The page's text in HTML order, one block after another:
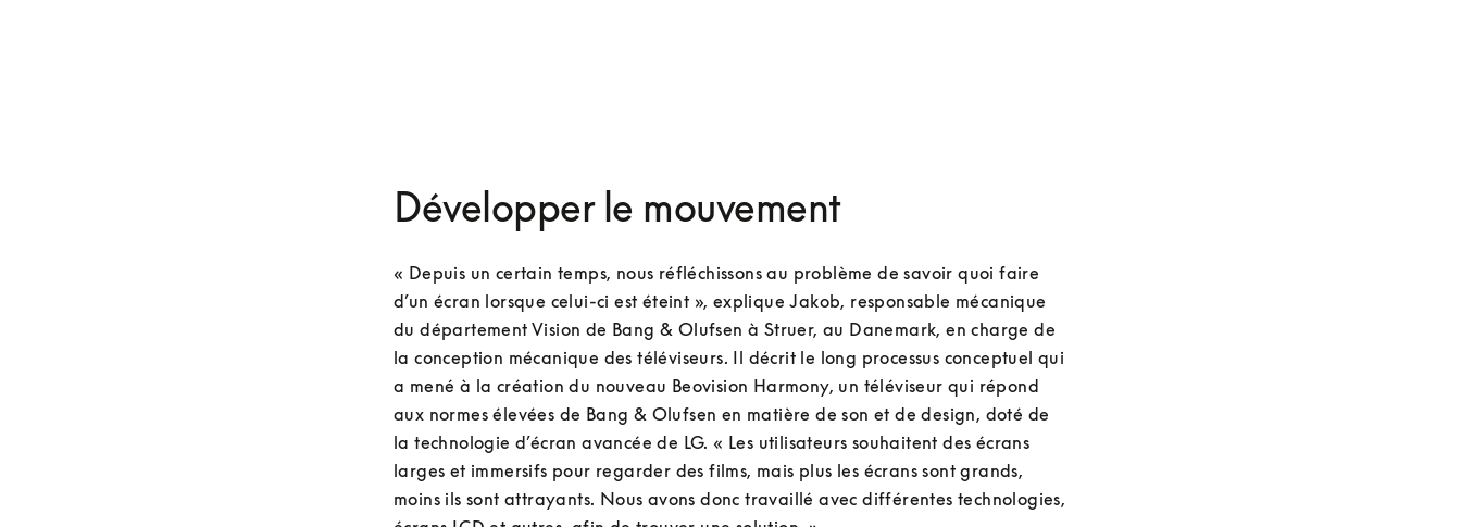
Développer le mouvement
« Depuis un certain temps, nous réfléchissons au problème de savoir quoi faire
d’un écran lorsque celui-ci est éteint », explique Jakob, responsable mécanique
du département Vision de Bang & Olufsen à Struer, au Danemark, en charge de
la conception mécanique des téléviseurs. Il décrit le long processus conceptuel qui
a mené à la création du nouveau Beovision Harmony, un téléviseur qui répond
aux normes élevées de Bang & Olufsen en matière de son et de design, doté de
la technologie d’écran avancée de LG. « Les utilisateurs souhaitent des écrans
larges et immersifs pour regarder des films, mais plus les écrans sont grands,
moins ils sont attrayants. Nous avons donc travaillé avec différentes technologies,